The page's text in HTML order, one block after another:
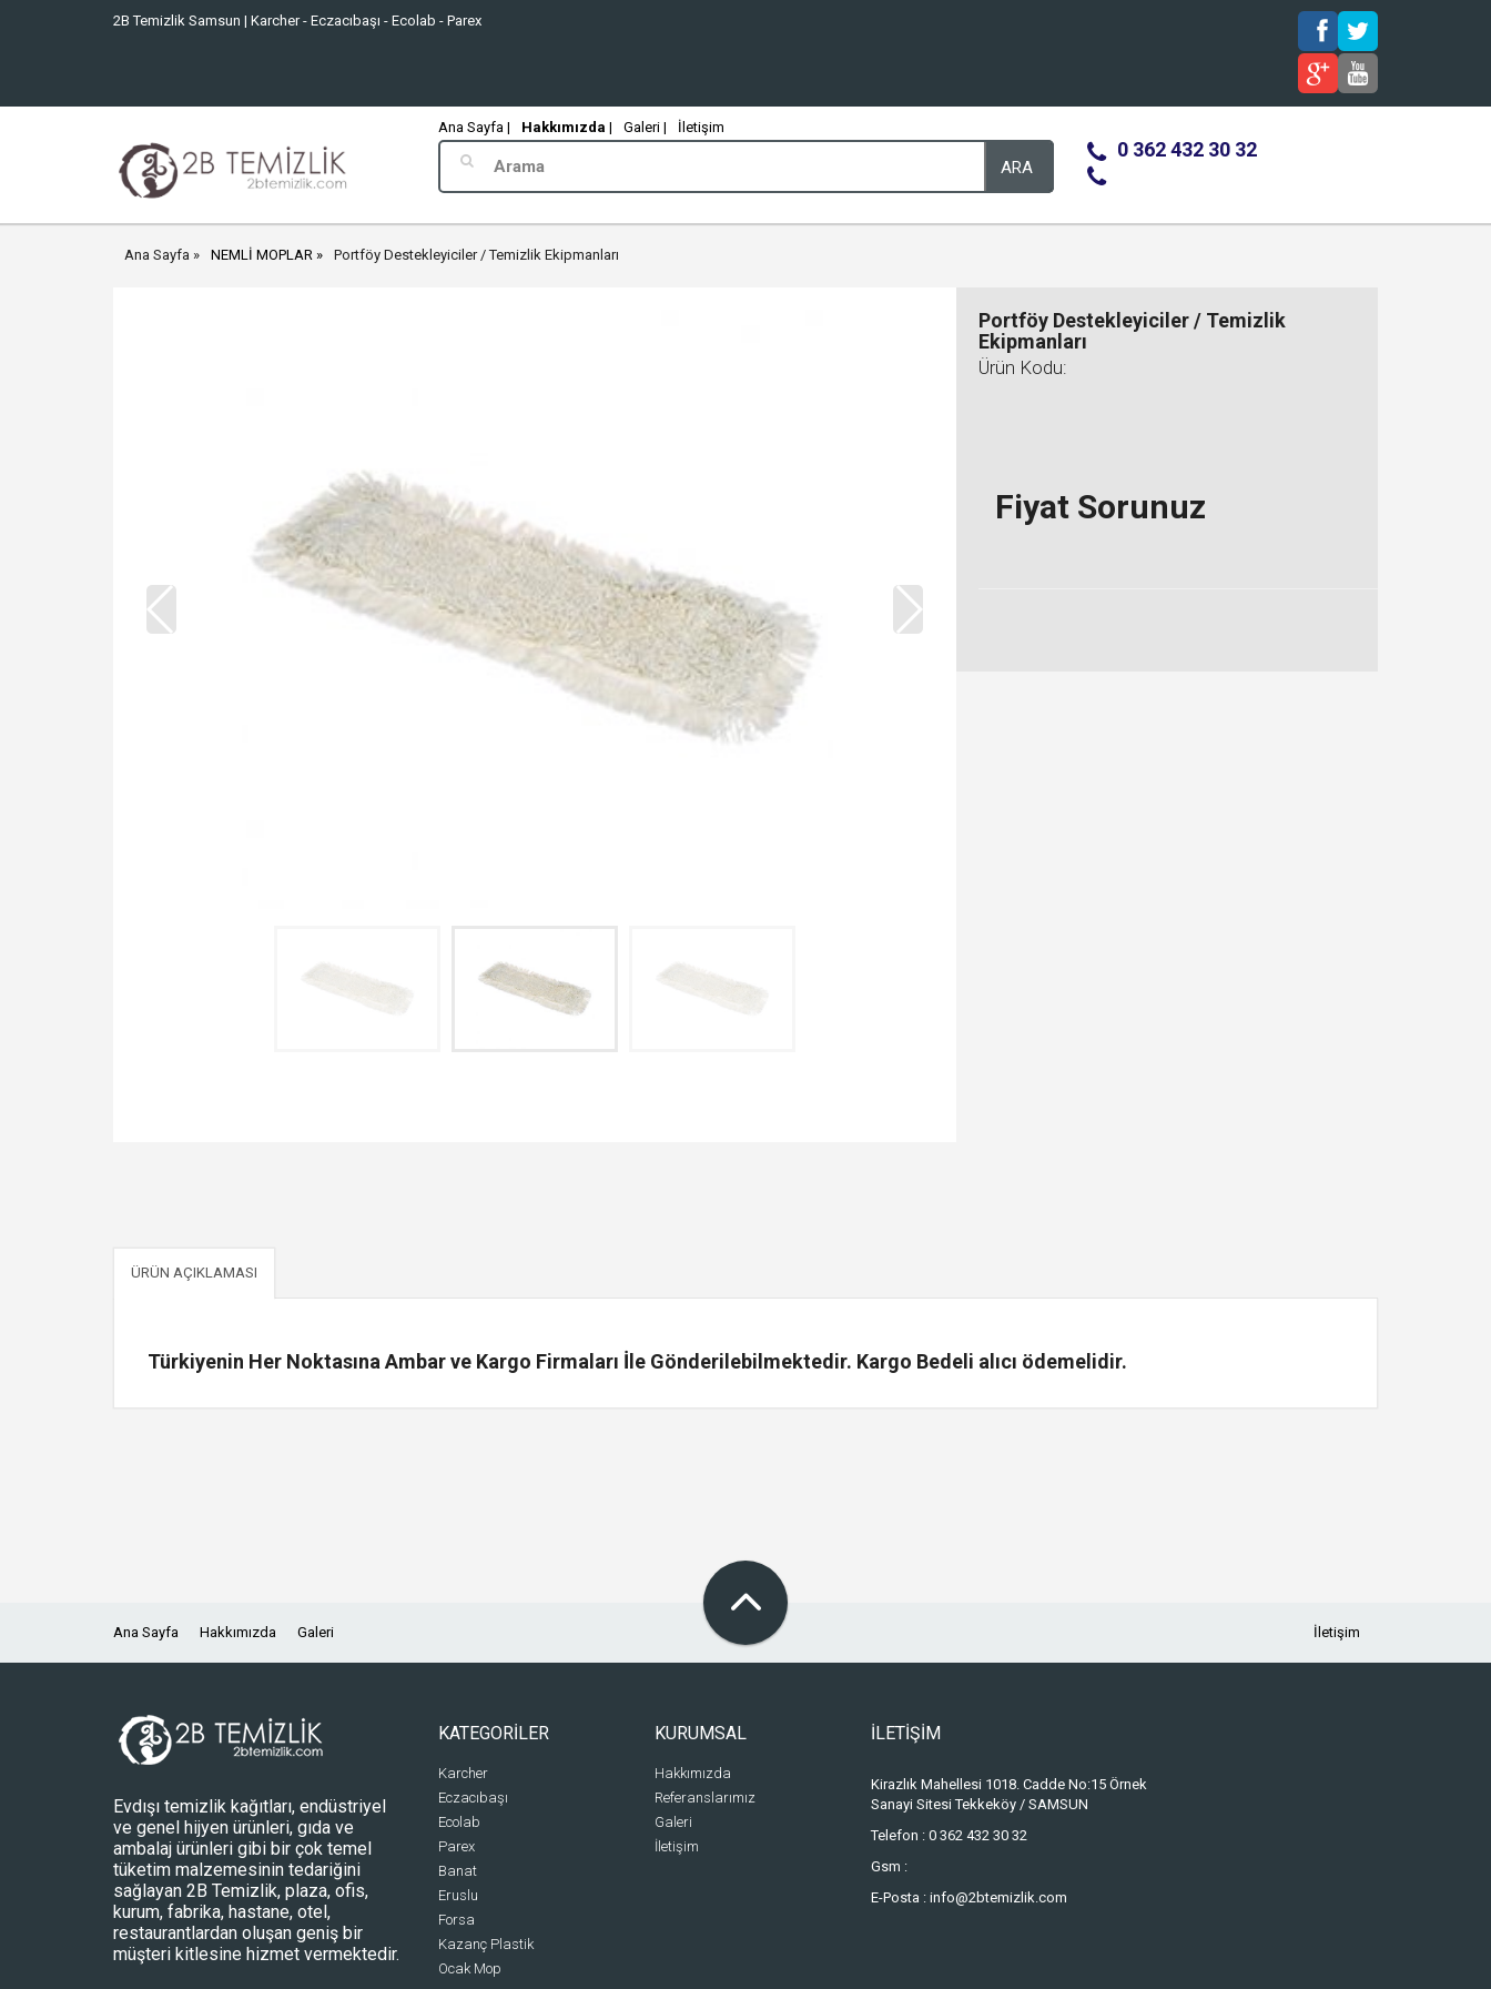
2B Temizlik Samsun | Karcher - Eczacıbaşı - Ecolab - Parex
Ana Sayfa | Hakkımızda | Galeri | İletişim
ARA
0 362 432 30 32
Ana Sayfa NEMLİ MOPLAR Portföy Destekleyiciler / Temizlik Ekipmanları
Portföy Destekleyiciler / Temizlik
Ekipmanları
Ürün Kodu:
Fiyat Sorunuz
ÜRÜN AÇIKLAMASI
Türkiyenin Her Noktasına Ambar ve Kargo Firmaları İle Gönderilebilmektedir. Kargo Bedeli alıcı ödemelidir.
Ana Sayfa Hakkımızda Galeri İletişim
Evdışı temizlik kağıtları, endüstriyel
ve genel hijyen ürünleri, gıda ve
ambalaj ürünleri gibi bir çok temel
tüketim malzemesinin tedariğini
sağlayan 2B Temizlik, plaza, ofis,
kurum, fabrika, hastane, otel,
restaurantlardan oluşan geniş bir
müşteri kitlesine hizmet vermektedir.
KATEGORİLER
Karcher
Eczacıbaşı
Ecolab
Parex
Banat
Eruslu
Forsa
Kazanç Plastik
Ocak Mop
KURUMSAL
Hakkımızda
Referanslarımız
Galeri
İletişim
İLETİŞİM
Kirazlık Mahellesi 1018. Cadde No:15 Örnek
Sanayi Sitesi Tekkeköy / SAMSUN
Telefon : 0 362 432 30 32
Gsm :
E-Posta : info@2btemizlik.com